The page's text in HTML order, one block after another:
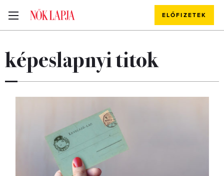
ELŐFIZETEK
képeslapnyi titok